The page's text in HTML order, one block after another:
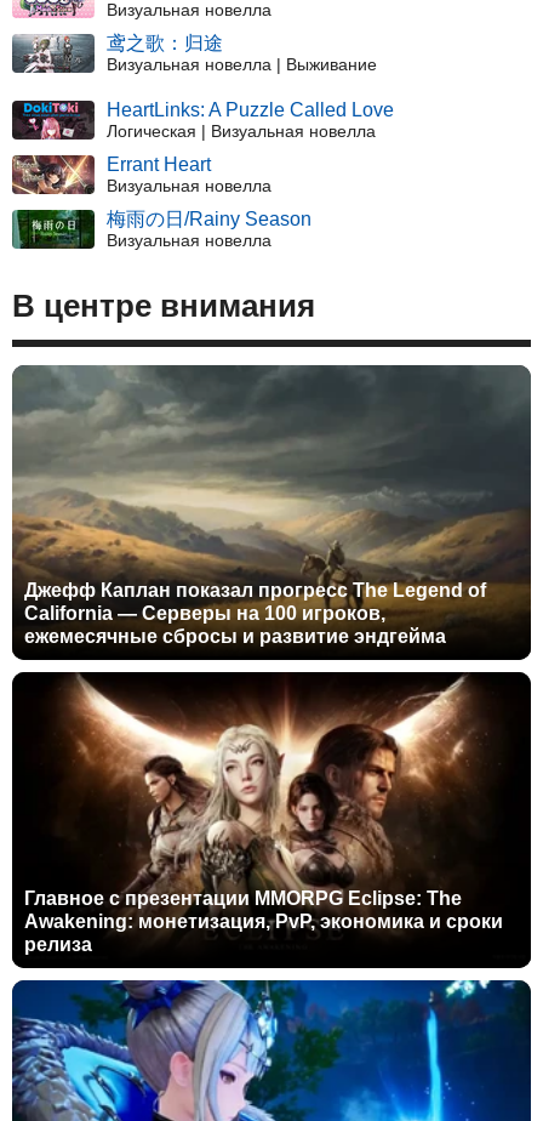
Визуальная новелла
鸢之歌：归途
Визуальная новелла | Выживание
HeartLinks: A Puzzle Called Love
Логическая | Визуальная новелла
Errant Heart
Визуальная новелла
梅雨の日/Rainy Season
Визуальная новелла
В центре внимания
Джефф Каплан показал прогресс The Legend of
California — Серверы на 100 игроков,
ежемесячные сбросы и развитие эндгейма
Главное с презентации MMORPG Eclipse: The
Awakening: монетизация, PvP, экономика и сроки
релиза